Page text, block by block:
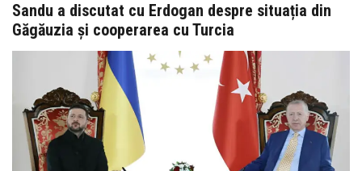
Sandu a discutat cu Erdogan despre situația din
Găgăuzia și cooperarea cu Turcia